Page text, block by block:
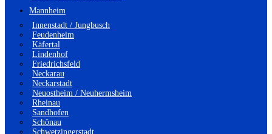
Mannheim
Innenstadt / Jungbusch
Feudenheim
Käfertal
Lindenhof
Friedrichsfeld
Neckarau
Neckarstadt
Neuostheim / Neuhermsheim
Rheinau
Sandhofen
Schönau
Schwetzingerstadt